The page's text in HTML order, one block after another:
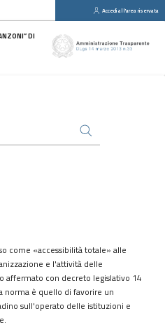
Accedi all'area riservata
DI
come «accessibilità totale» alle
e l'attività delle
affermato con decreto legislativo 14
norma è quello di favorire un
sull'operato delle istituzioni e